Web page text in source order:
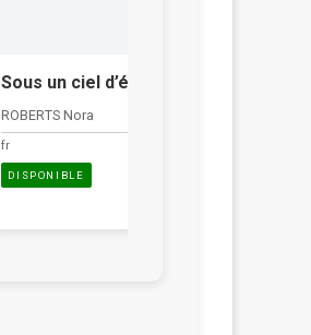
Sous un ciel d’été
ROBERTS Nora
fr
DISPONIBLE